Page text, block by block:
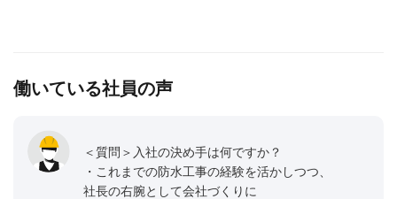
働いている社員の声
＜質問＞入社の決め手は何ですか？
・これまでの防水工事の経験を活かしつつ、
社長の右腕として会社づくりに